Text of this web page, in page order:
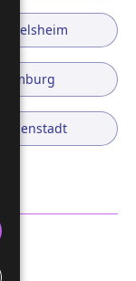
Rüsselsheim
Limburg
Seligenstadt